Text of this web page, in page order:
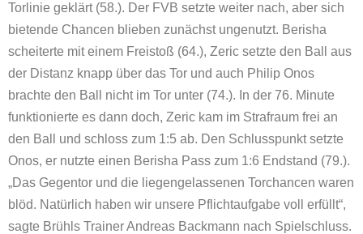
Torlinie geklärt (58.). Der FVB setzte weiter nach, aber sich
bietende Chancen blieben zunächst ungenutzt. Berisha
scheiterte mit einem Freistoß (64.), Zeric setzte den Ball aus
der Distanz knapp über das Tor und auch Philip Onos
brachte den Ball nicht im Tor unter (74.). In der 76. Minute
funktionierte es dann doch, Zeric kam im Strafraum frei an
den Ball und schloss zum 1:5 ab. Den Schlusspunkt setzte
Onos, er nutzte einen Berisha Pass zum 1:6 Endstand (79.).
„Das Gegentor und die liegengelassenen Torchancen waren
blöd. Natürlich haben wir unsere Pflichtaufgabe voll erfüllt“,
sagte Brühls Trainer Andreas Backmann nach Spielschluss.